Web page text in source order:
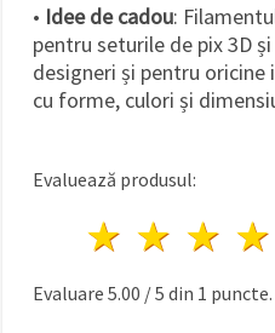
• Idee de cadou:
pentru seturile de pix 3D
designeri și pentru
cu forme, culori și
Evaluează produsul:
3
2
1 stea
Evaluare 5.00 /5 din 1 puncte.